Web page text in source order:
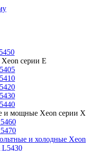
серии E
и мощные Xeon серии X
и холодные Xeon
L5430